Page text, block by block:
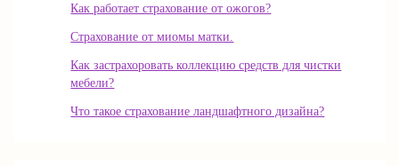
Как работает страхование от ожогов?
Страхование от миомы матки.
Как застрахоровать коллекцию средств для чистки
мебели?
Что такое страхование ландшафтного дизайна?